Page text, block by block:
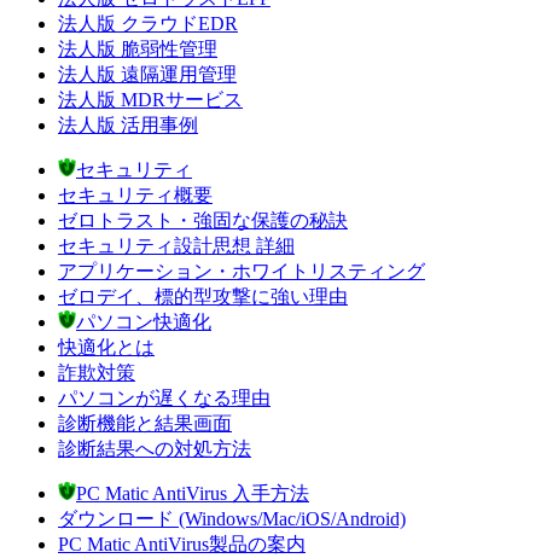
法人版 クラウドEDR
法人版 脆弱性管理
法人版 遠隔運用管理
法人版 MDRサービス
法人版 活用事例
セキュリティ
セキュリティ概要
ゼロトラスト・強固な保護の秘訣
セキュリティ設計思想 詳細
アプリケーション・ホワイトリスティング
ゼロデイ、標的型攻撃に強い理由
パソコン快適化
快適化とは
詐欺対策
パソコンが遅くなる理由
診断機能と結果画面
診断結果への対処方法
PC Matic AntiVirus 入手方法
ダウンロード (Windows/Mac/iOS/Android)
PC Matic AntiVirus製品の案内